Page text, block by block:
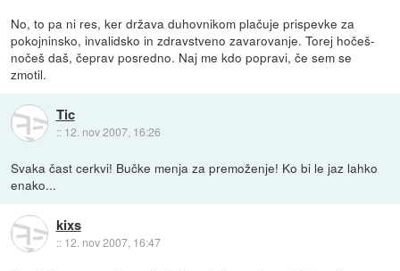
No, to pa ni res, ker država duhovnikom plačuje prispevke za
pokojninsko, invalidsko in zdravstveno zavarovanje. Torej hočeš-
nočeš daš, čeprav posredno. Naj me kdo popravi, če sem se
zmotil.
Tic
:: 12. nov 2007, 16:26
Svaka čast cerkvi! Bučke menja za premoženje! Ko bi le jaz lahko
enako...
kixs
:: 12. nov 2007, 16:47